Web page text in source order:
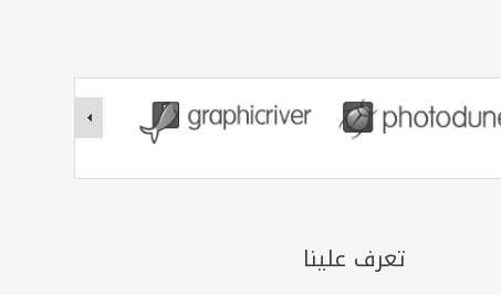
تعرف علينا